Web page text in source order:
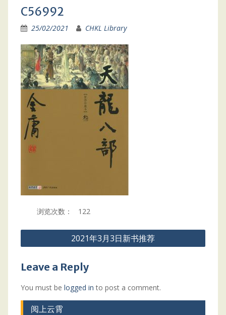
C56992
25/02/2021 CHKL Library
浏览次数： 122
Post
navigation
2021年3月3日新书推荐
Leave a Reply
You must be logged in to post a comment.
阅上云霄